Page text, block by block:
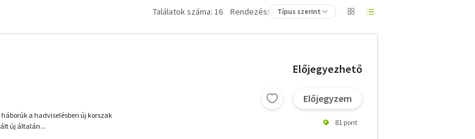
Találatok száma: 16 Rendezés: Típus szerint
a hadviselésben új korszak
új általán...
Előjegyezhető
Előjegyzem
81 pont